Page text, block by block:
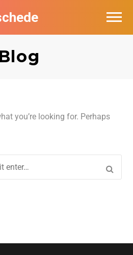
Blog
you’re looking for. Perhaps
in Enschede